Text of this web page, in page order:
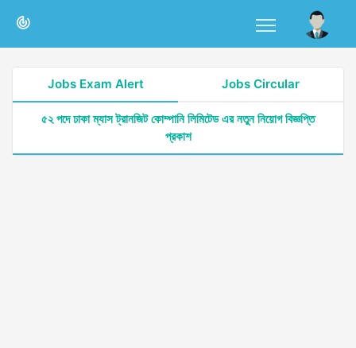
Jobs Exam Alert Jobs Circular
৫২ পদে ঢাকা ম্যাস ট্রানজিট কোম্পানি লিমিটেড এর নতুন নিয়োগ বিজ্ঞপ্তি
প্রকাশ